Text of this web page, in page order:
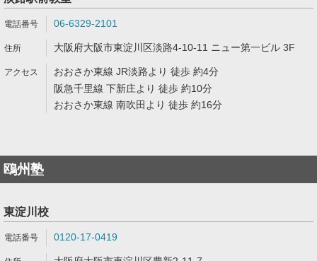
06-6329-2101
大阪府大阪市東淀川区淡路4-10-11 ニュー第一ビル 3F
おおさか東線 JR淡路より 徒歩 約4分
阪急千里線 下新庄より 徒歩 約10分
おおさか東線 南吹田より 徒歩 約16分
鴎州塾
東淀川校
0120-17-0419